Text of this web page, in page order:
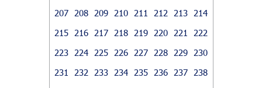
207
208 209 210 211 212 213
214
215
216 217 218 219 220 221
222
223
224 225 226 227 228 229
230
231
232 233 234 235 236 237
238